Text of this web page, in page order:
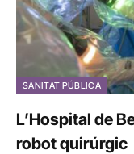
SANITAT PÚBLICA
L’Hospital de
robot quirúrgic